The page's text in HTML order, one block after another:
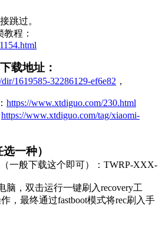
跳过。
程：
载地址：
1619585-32286129-ef6e82 ，
https://www.xtdiguo.com/230.html
https://www.xtdiguo.com/tag/xiaomi-
一种）
一般下载这个即可）：TWRP-XXX-
脑，双击运行一键刷入recovery工
，最终通过fastboot模式将rec刷入手